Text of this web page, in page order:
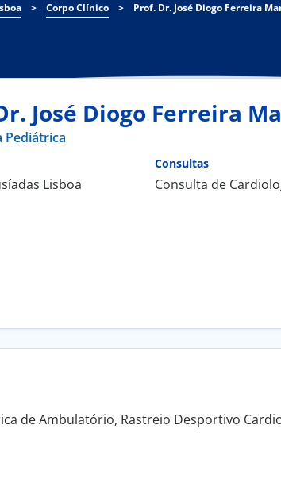
> Corpo Clínico > Prof. Dr. José Diogo Ferreira
José Diogo Ferreira
Pediátrica
Lisboa
Consultas
Consulta de
de Ambulatório, Rastreio Desportivo